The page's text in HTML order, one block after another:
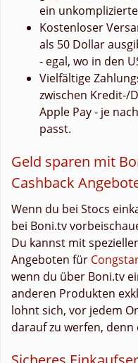
ein
Kostenloser
als 50 Dollar
- egal, wo in den
Vielfältige
zwischen Kredit-/
Apple Pay - je
passt.
Geld sparen mit
Cashback
Wenn du bei Stocs
bei Boni.tv
Du kannst mit
Angeboten für
wenn du über Boni.tv
anderen Produkten
lohnt sich, vor jedem
darauf zu werfen,